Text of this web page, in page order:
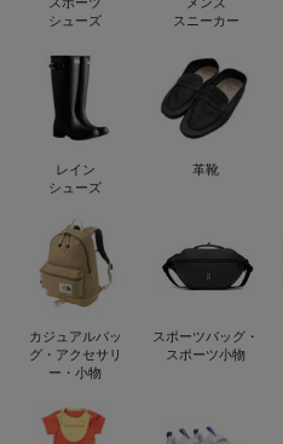
シューズ
スニーカー
レイン
シューズ
革靴
カジュアルバッ
グ・アクセサリ
ー・小物
スポーツバッグ・
スポーツ小物